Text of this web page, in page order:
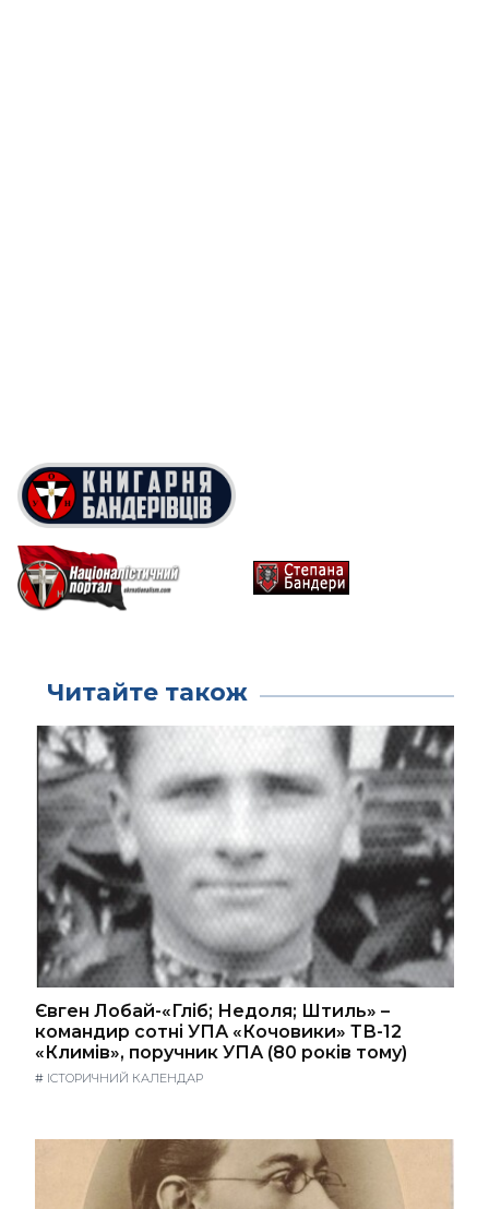
Читайте також
Євген Лобай-«Гліб; Недоля; Штиль» –
командир сотні УПА «Кочовики» ТВ-12
«Климів», поручник УПА (80 років тому)
# ІСТОРИЧНИЙ КАЛЕНДАР